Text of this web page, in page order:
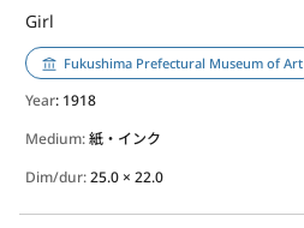
Girl
Fukushima Prefectural Museum of Art
Year: 1918
Medium:紙・インク
Dim/dur:25.0 × 22.0